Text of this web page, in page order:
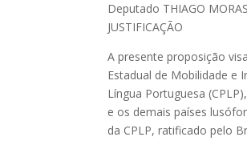
Deputado THIAGO
JUSTIFICAÇÃO
A presente proposição
Estadual de Mobilidade e
Língua Portuguesa
e os demais países
da CPLP, ratificado pelo